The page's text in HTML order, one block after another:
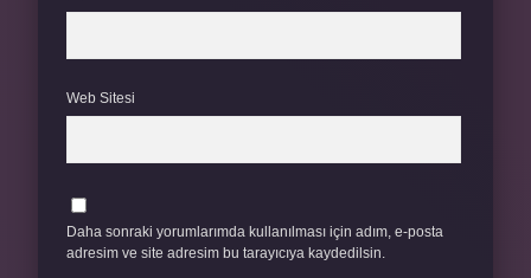
Web Sitesi
Daha sonraki yorumlarımda kullanılması için adım, e-posta
adresim ve site adresim bu tarayıcıya kaydedilsin.